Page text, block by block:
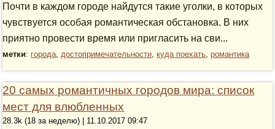
Почти в каждом городе найдутся такие уголки, в которых
чувствуется особая романтическая обстановка. В них
приятно провести время или пригласить на сви...
метки: города,достопримечательности,куда поехать,романтика
20 самых романтичных городов мира: список
мест для влюбленных
28.3k (18 за неделю) | 11.10.2017 09:47